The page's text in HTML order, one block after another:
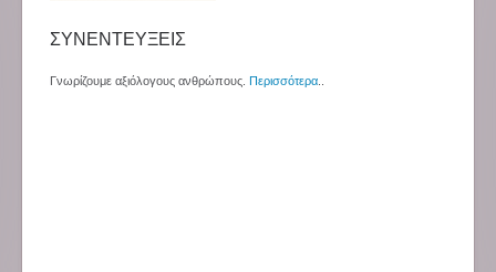
ΣΥΝΕΝΤΕΥΞΕΙΣ
Γνωρίζουμε αξιόλογους ανθρώπους. Περισσότερα